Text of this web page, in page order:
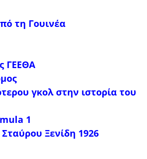
τη Γουινέα
ΓΕΕΘΑ
γκολ στην ιστορία του
1
Ξενίδη 1926